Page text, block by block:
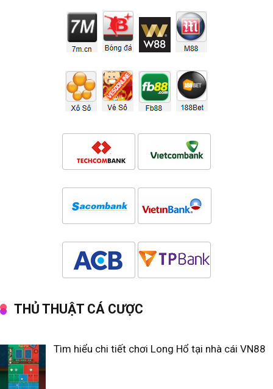
THỦ THUẬT CÁ CƯỢC
Tìm hiểu chi tiết chơi Long Hổ tại nhà cái VN88